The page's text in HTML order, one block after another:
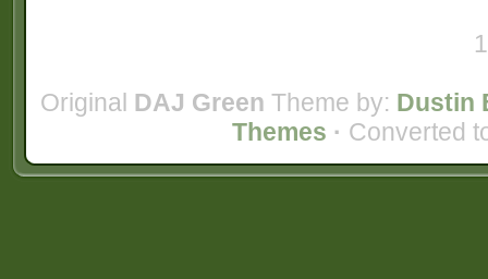
Original DAJ Green Theme by: Dustin
Themes · Converted